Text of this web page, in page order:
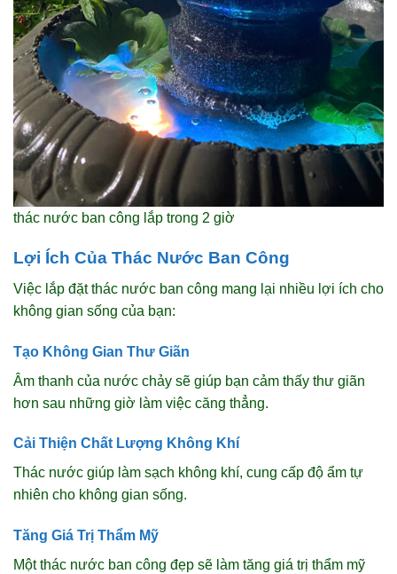
thác nước ban công lắp trong 2 giờ
Lợi Ích Của Thác Nước Ban Công
Việc lắp đặt thác nước ban công mang lại nhiều lợi ích cho
không gian sống của bạn:
Tạo Không Gian Thư Giãn
Âm thanh của nước chảy sẽ giúp bạn cảm thấy thư giãn
hơn sau những giờ làm việc căng thẳng.
Cải Thiện Chất Lượng Không Khí
Thác nước giúp làm sạch không khí, cung cấp độ ẩm tự
nhiên cho không gian sống.
Tăng Giá Trị Thẩm Mỹ
Một thác nước ban công đẹp sẽ làm tăng giá trị thẩm mỹ